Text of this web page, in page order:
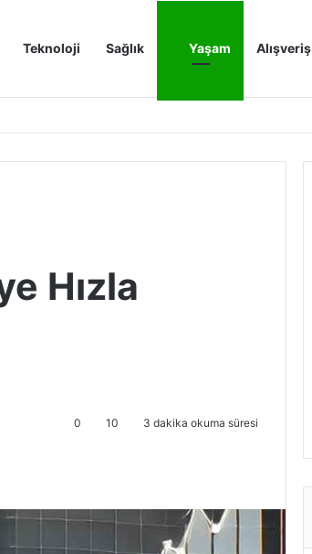
Anasayfa
Teknoloji Sağlık Yaşam Alışveriş
Hızla
0 10 3 dakika okuma süresi